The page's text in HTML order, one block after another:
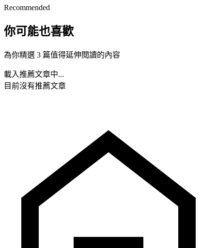
Recommended
你可能也喜歡
為你精選 3 篇值得延伸閱讀的內容
載入推薦文章中...
目前沒有推薦文章